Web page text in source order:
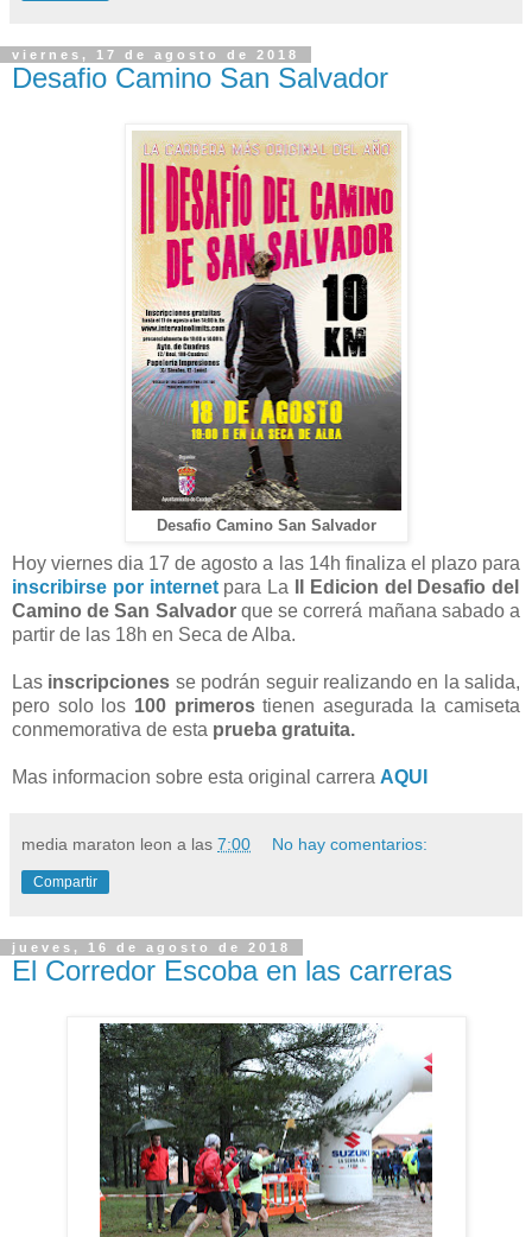
viernes, 17 de agosto de 2018
Desafio Camino San Salvador
Desafio Camino San Salvador
Hoy viernes dia 17 de agosto a las 14h finaliza el plazo para
inscribirse por internetpara La II Edicion del Desafio del
Camino de San Salvador que se correrá mañana sabado a
partir de las 18h en Seca de Alba.
Las inscripciones se podrán seguir realizando en la salida,
pero solo los 100 primerostienen asegurada la camiseta
conmemorativa de esta prueba gratuita.
Mas informacion sobre esta original carrera AQUI
media maraton leon a las 7:00 No hay comentarios:
Compartir
jueves, 16 de agosto de 2018
El Corredor Escoba en las carreras